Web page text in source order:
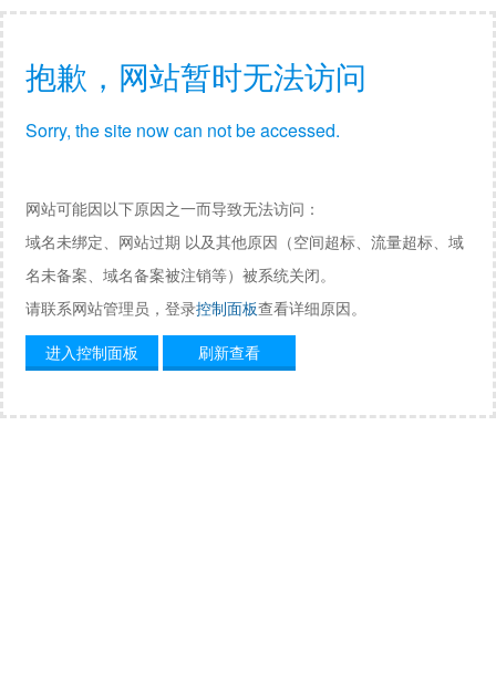
抱歉，网站暂时无法访问
Sorry, the site now can not be accessed.
网站可能因以下原因之一而导致无法访问：
域名未绑定、网站过期 以及其他原因（空间超标、流量超标、域
名未备案、域名备案被注销等）被系统关闭。
请联系网站管理员，登录控制面板查看详细原因。
进入控制面板
刷新查看